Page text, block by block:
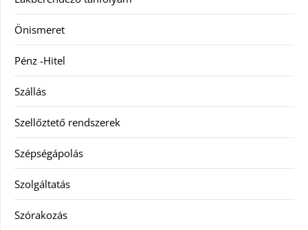
Önismeret
Pénz -Hitel
Szállás
Szellőztető rendszerek
Szépségápolás
Szolgáltatás
Szórakozás